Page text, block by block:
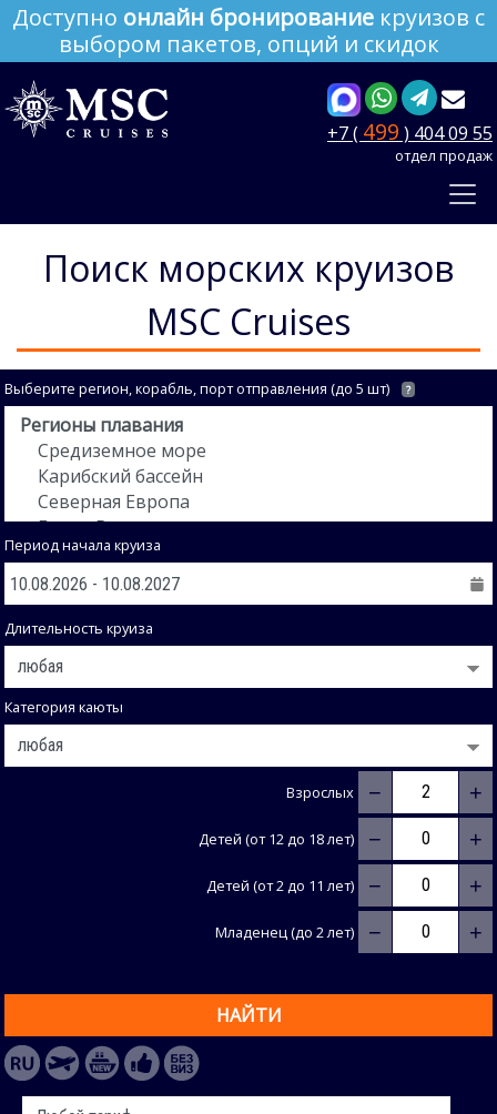
Доступно онлайн бронирование круизов с
выбором пакетов, опций и скидок
+7 ( 499 ) 404 09 55
отдел продаж
Поиск морских круизов
MSC Cruises
Выберите регион, корабль, порт отправления (до 5 шт) ?
Период начала круиза
Длительность круиза
Категория каюты
Взрослых − +
Детей (от 12 до 18 лет) − +
Детей (от 2 до 11 лет) − +
Младенец (до 2 лет) − +
НАЙТИ